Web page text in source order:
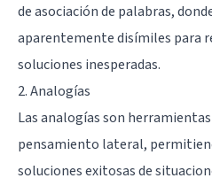
de asociación de palabras,
aparentemente disímiles para
soluciones inesperadas.
2. Analogías
Las analogías son
pensamiento lateral,
soluciones exitosas de